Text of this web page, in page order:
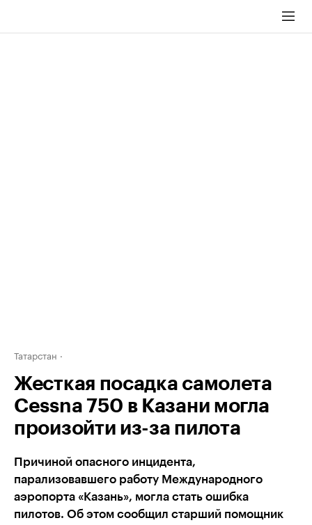
Татарстан
Жесткая посадка самолета
Cessna 750 в Казани могла
произойти из-за пилота
Причиной опасного инцидента,
парализовавшего работу Международного
аэропорта «Казань», могла стать ошибка
пилотов. Об этом сообщил старший помощник